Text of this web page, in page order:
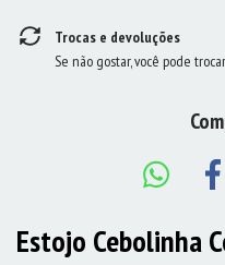
Trocas e devoluções
Se não gostar, você pode
Estojo Cebolinha